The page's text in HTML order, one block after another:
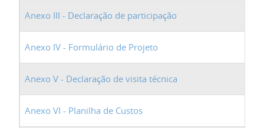
Anexo III - Declaração de participação
Anexo IV - Formulário de Projeto
Anexo V - Declaração de visita técnica
Anexo VI - Planilha de Custos